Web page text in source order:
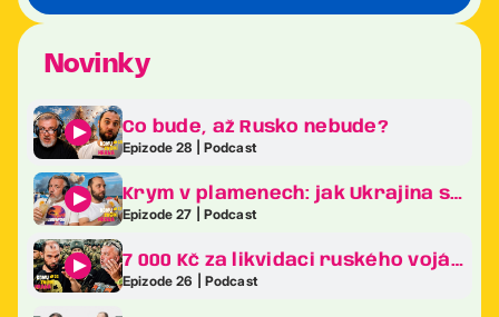
Novinky
Co bude, až Rusko nebude?
Epizode 28 | Podcast
Krym v plamenech: jak Ukrajina sráží Putinův klenot na kolena
Epizode 27 | Podcast
7 000 Kč za likvidaci ruského vojáka. Revoluce v ukrajinské armádě je tady!
Epizode 26 | Podcast